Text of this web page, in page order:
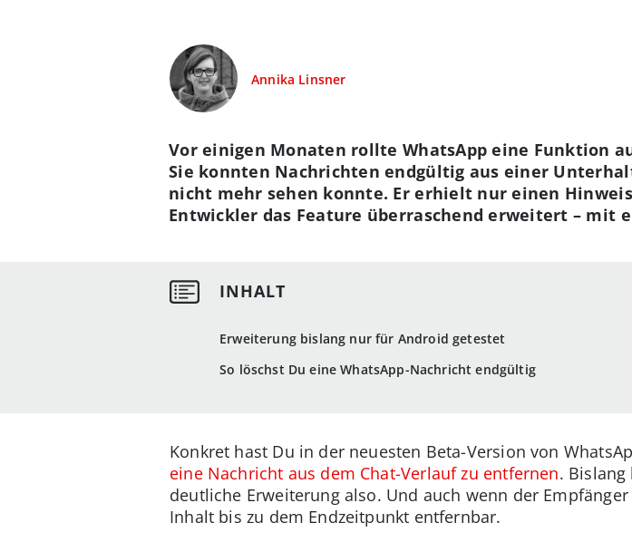
Annika Linsner
Erweiterung bislang nur für Android getestet
So löschst Du eine WhatsApp-Nachricht endgültig
Vor einigen Monaten rollte WhatsApp eine Funktion
Sie konnten Nachrichten endgültig aus einer
nicht mehr sehen konnte. Er erhielt nur einen
Entwickler das Feature überraschend erweitert – mit
Konkret hast Du in der neuesten Beta-Version von
eine Nachricht aus dem Chat-Verlauf zu entfernen.
deutliche Erweiterung also. Und auch wenn der
Inhalt bis zu dem Endzeitpunkt entfernbar.